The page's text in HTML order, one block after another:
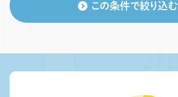
この条件で絞り込む